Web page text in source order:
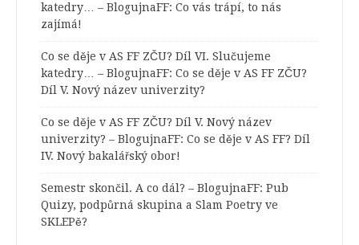
katedry… – BlogujnaFF: Co vás trápí, to nás
zajímá!
Co se děje v AS FF ZČU? Díl VI. Slučujeme
katedry… – BlogujnaFF: Co se děje v AS FF ZČU?
Díl V. Nový název univerzity?
Co se děje v AS FF ZČU? Díl V. Nový název
univerzity? – BlogujnaFF: Co se děje v AS FF? Díl
IV. Nový bakalářský obor!
Semestr skončil. A co dál? – BlogujnaFF: Pub
Quizy, podpůrná skupina a Slam Poetry ve
SKLEPě?